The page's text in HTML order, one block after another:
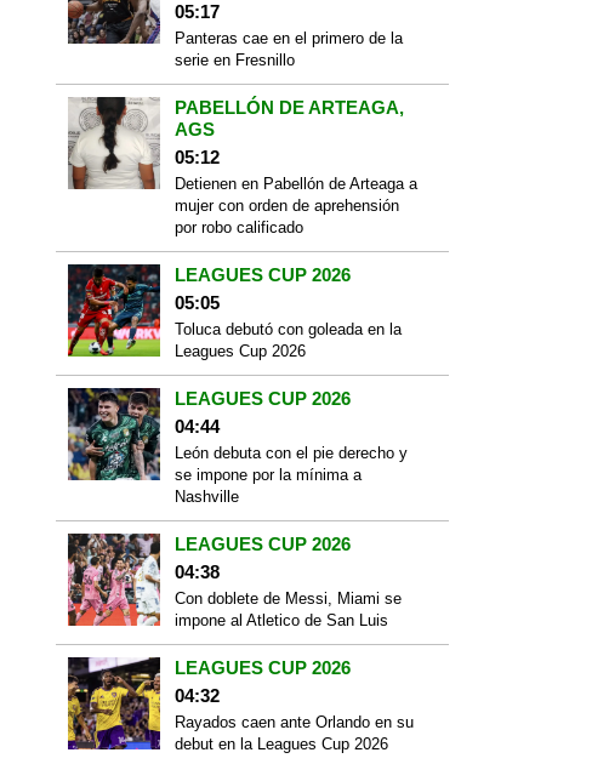
05:17
Panteras cae en el primero de la
serie en Fresnillo
PABELLÓN DE ARTEAGA,
AGS
05:12
Detienen en Pabellón de Arteaga a
mujer con orden de aprehensión
por robo calificado
LEAGUES CUP 2026
05:05
Toluca debutó con goleada en la
Leagues Cup 2026
LEAGUES CUP 2026
04:44
León debuta con el pie derecho y
se impone por la mínima a
Nashville
LEAGUES CUP 2026
04:38
Con doblete de Messi, Miami se
impone al Atletico de San Luis
LEAGUES CUP 2026
04:32
Rayados caen ante Orlando en su
debut en la Leagues Cup 2026